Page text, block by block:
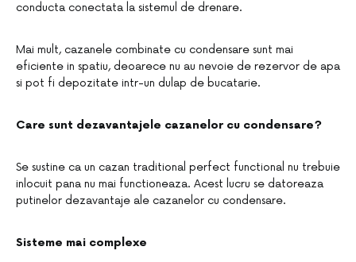
conducta conectata la sistemul de drenare.
Mai mult, cazanele combinate cu condensare sunt mai
eficiente in spatiu, deoarece nu au nevoie de rezervor de apa
si pot fi depozitate intr-un dulap de bucatarie.
Care sunt dezavantajele cazanelor cu condensare?
Se sustine ca un cazan traditional perfect functional nu trebuie
inlocuit pana nu mai functioneaza. Acest lucru se datoreaza
putinelor dezavantaje ale cazanelor cu condensare.
Sisteme mai complexe